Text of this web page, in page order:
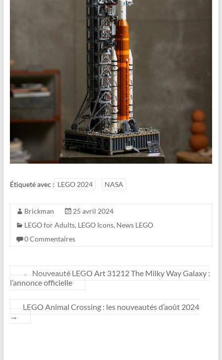
Étiqueté avec : LEGO 2024 NASA
Brickman
25 avril 2024
LEGO for Adults, LEGO Icons, News LEGO
0 Commentaires
←
Nouveauté LEGO Art 31212 The Milky Way Galaxy :
l’annonce officielle
LEGO Animal Crossing : les nouveautés d’août 2024
→